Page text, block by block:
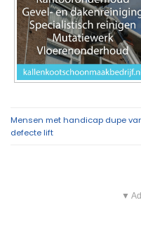
Mensen met handicap dupe
defecte lift
▼